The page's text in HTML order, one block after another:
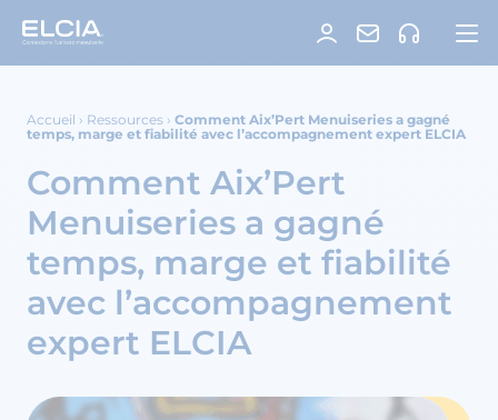
Accueil › Ressources › Comment Aix’Pert Menuiseries a gagné
temps, marge et fiabilité avec l’accompagnement expert ELCIA
Comment Aix’Pert
Menuiseries a gagné
temps, marge et fiabilité
avec l’accompagnement
expert ELCIA